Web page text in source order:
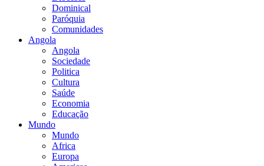
Dominical
Paróquia
Comunidades
Angola
Angola
Sociedade
Politica
Cultura
Saúde
Economia
Educação
Mundo
Mundo
Africa
Europa